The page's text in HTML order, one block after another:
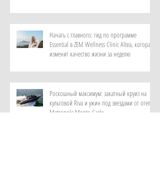
Начать с главного: гид по программе
Essential в ZEM Wellness Clinic Altea, которая
изменит качество жизни за неделю
Роскошный максимум: закатный круиз на
культовой Riva и ужин под звездами от отеля
Metropole Monte-Carlo